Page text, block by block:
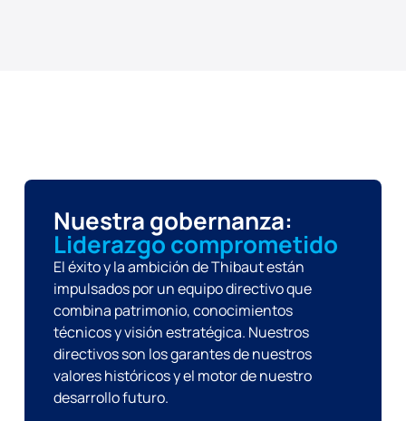
Nuestra gobernanza:
Liderazgo comprometido
El éxito y la ambición de Thibaut están
impulsados por un equipo directivo que
combina patrimonio, conocimientos
técnicos y visión estratégica. Nuestros
directivos son los garantes de nuestros
valores históricos y el motor de nuestro
desarrollo futuro.